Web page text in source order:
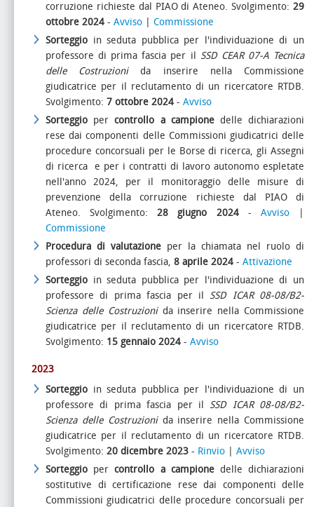
corruzione richieste dal PIAO di Ateneo. Svolgimento: 29
ottobre 2024 - Avviso
Commissione
Sorteggio in seduta pubblica per l'individuazione di un
professore di prima fascia per il SSD CEAR 07-A Tecnica
delle Costruzionida inserire nella Commissione
giudicatrice per il reclutamento di un ricercatore RTDB.
Svolgimento: 7 ottobre 2024 - Avviso
Sorteggio percontrollo a campionedelle dichiarazioni
rese dai componenti delle Commissioni giudicatrici delle
procedure concorsuali per le Borse di ricerca, gli Assegni
di ricerca e per i contratti di lavoro autonomo espletate
nell'anno 2024, per il monitoraggio delle misure di
prevenzione della corruzione richieste dal PIAO di
Ateneo. Svolgimento:28 giugno 2024- Avviso|
Commissione
Procedura di valutazione per la chiamata nel ruolo di
professori di seconda fascia, 8 aprile 2024 - Attivazione
Sorteggio in seduta pubblica per l'individuazione di un
professore di prima fascia per il SSD ICAR 08-08/B2-
Scienza delle Costruzionida inserire nella Commissione
giudicatrice per il reclutamento di un ricercatore RTDB.
Svolgimento: 15 gennaio 2024 - Avviso
2023
Sorteggio in seduta pubblica per l'individuazione di un
professore di prima fascia per il SSD ICAR 08-08/B2-
Scienza delle Costruzionida inserire nella Commissione
giudicatrice per il reclutamento di un ricercatore RTDB.
Svolgimento: 20 dicembre 2023 - Rinvio
Avviso
Sorteggio percontrollo a campionedelle dichiarazioni
sostitutive di certificazione rese dai componenti delle
Commissioni giudicatrici delle procedure concorsuali per